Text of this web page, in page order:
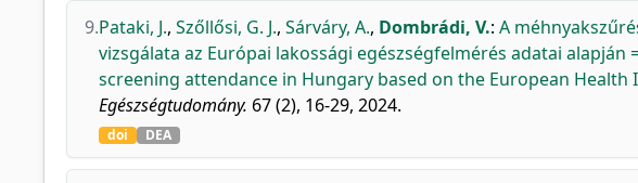
9.Pataki, J., Szőllősi, G. J., Sárváry, A., Dombrádi, V.: A
vizsgálata az Európai lakossági egészségfelmérés adatai alapján
screening attendance in Hungary based on the European Health
Egészségtudomány. 67 (2), 16-29, 2024.
doi DEA